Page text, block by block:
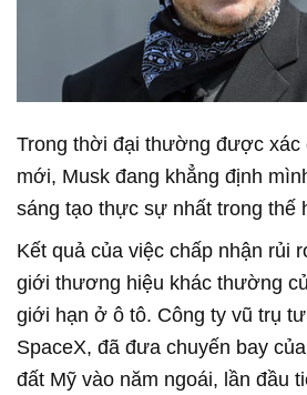
Trong thời đại thường được xác
mới, Musk đang khẳng định
sáng tạo thực sự nhất trong thế
Kết quả của việc chấp nhận rủi
giới thương hiệu khác thường
giới hạn ở ô tô. Công ty vũ trụ
SpaceX, đã đưa chuyến bay
đất Mỹ vào năm ngoái, lần đầu